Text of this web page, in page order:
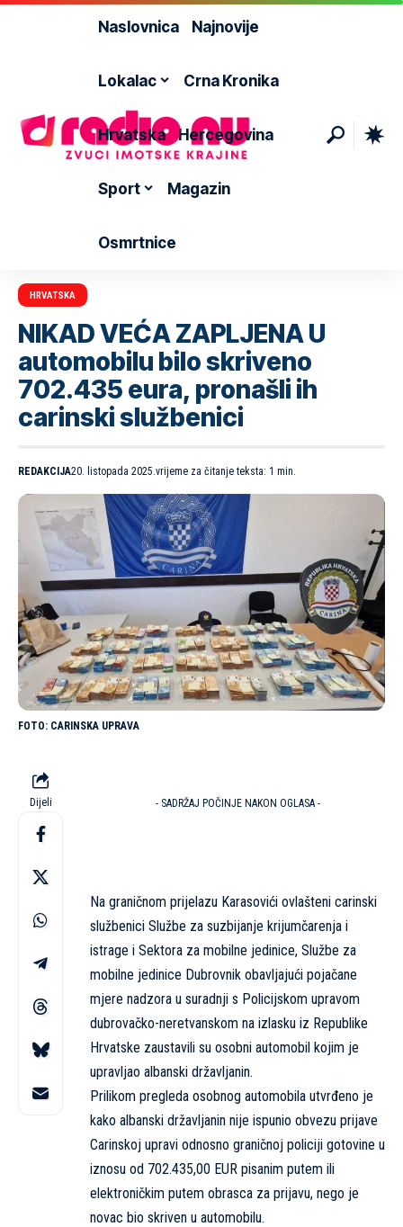
Naslovnica Najnovije
Lokalac Crna Kronika
Hrvatska Hercegovina
Sport Magazin
Osmrtnice
HRVATSKA
NIKAD VEĆA ZAPLJENA U
automobilu bilo skriveno
702.435 eura, pronašli ih
carinski službenici
REDAKCIJA20. listopada 2025.vrijeme za čitanje teksta: 1 min.
CARINSKA UPRAVA
Dijeli - SADRŽAJ POČINJE NAKON OGLASA -
Na graničnom prijelazu Karasovići ovlašteni carinski
službenici Službe za suzbijanje krijumčarenja i
istrage i Sektora za mobilne jedinice, Službe za
mobilne jedinice Dubrovnik obavljajući pojačane
mjere nadzora u suradnji s Policijskom upravom
dubrovačko-neretvanskom na izlasku iz Republike
Hrvatske zaustavili su osobni automobil kojim je
upravljao albanski državljanin.
Prilikom pregleda osobnog automobila utvrđeno je
kako albanski državljanin nije ispunio obvezu prijave
Carinskoj upravi odnosno graničnoj policiji gotovine u
iznosu od 702.435,00 EUR pisanim putem ili
elektroničkim putem obrasca za prijavu, nego je
novac bio skriven u automobilu.